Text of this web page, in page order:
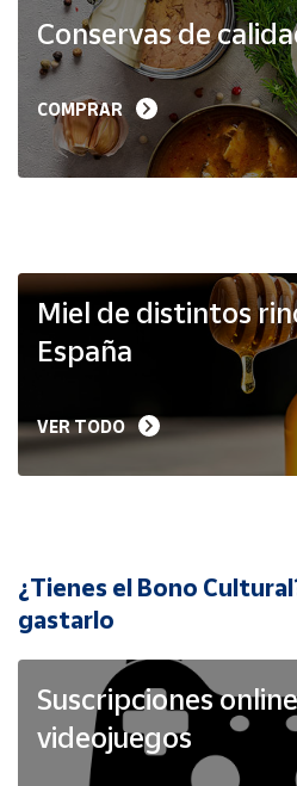
Productos
Solidarios
Ayuda
Vendedores
Mapa de
Hazte
vendedor
Cuenta
Ubicación
Conservas de
COMPRAR
Miel de distintos
España
VER TODO
¿Tienes el Bono
gastarlo
Suscripciones
videojuegos